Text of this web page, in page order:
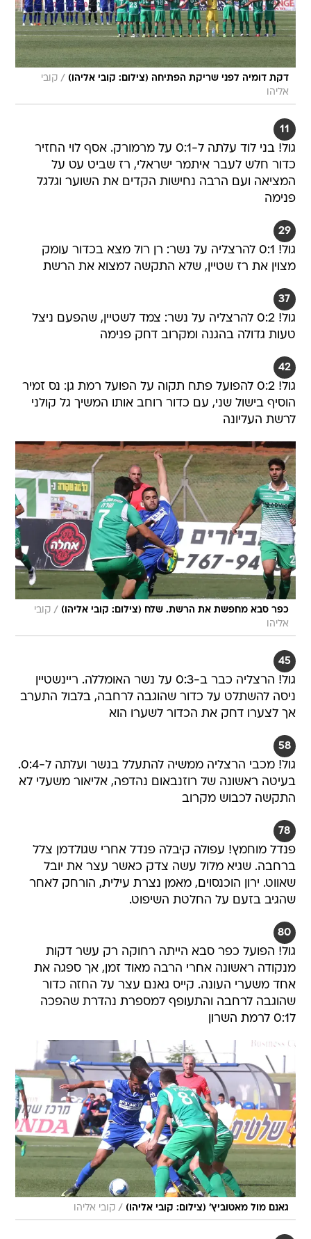
דקת דומיה לפני שריקת הפתיחה (צילום: קובי אליהו) / קובי
אליהו
11
גול! בני לוד עלתה ל-0:1 על מרמורק. אסף לוי החזיר
כדור חלש לעבר איתמר ישראלי, רז שביט עט על
המציאה ועם הרבה נחישות הקדים את השוער וגלגל
פנימה
29
גול! 0:1 להרצליה על נשר: רן רול מצא בכדור עומק
מצוין את רז שטיין, שלא התקשה למצוא את הרשת
37
גול! 0:2 להרצליה על נשר: צמד לשטיין, שהפעם ניצל
טעות גדולה בהגנה ומקרוב דחק פנימה
42
גול! 0:2 להפועל פתח תקוה על הפועל רמת גן: נס זמיר
הוסיף בישול שני, עם כדור רוחב אותו המשיך גל קולני
לרשת העליונה
כפר סבא מחפשת את הרשת. שלח (צילום: קובי אליהו) / קובי
אליהו
45
גול! הרצליה כבר ב-0:3 על נשר האומללה. ריינשטיין
ניסה להשתלט על כדור שהוגבה לרחבה, בלבול התערב
אך לצערו דחק את הכדור לשערו הוא
58
גול! מכבי הרצליה ממשיה להתעלל בנשר ועלתה ל-0:4.
בעיטה ראשונה של רוזנבאום נהדפה, אליאור משעלי לא
התקשה לכבוש מקרוב
78
פנדל מוחמץ! עפולה קיבלה פנדל אחרי שגולדמן צלל
ברחבה. שגיא מלול עשה צדק כאשר עצר את יובל
שאווט. ירון הוכנסוים, מאמן נצרת עילית, הורחק לאחר
שהגיב בזעם על החלטת השיפוט.
80
גול! הפועל כפר סבא הייתה רחוקה רק עשר דקות
מנקודה ראשונה אחרי הרבה מאוד זמן, אך ספגה את
אחד משערי העונה. קייס גאנם עצר על החזה כדור
שהוגבה לרחבה והתעופף למספרת נהדרת שהפכה
ל0:1 לרמת השרון
גאנם מול מאטוביץ' (צילום: קובי אליהו) / קובי אליהו